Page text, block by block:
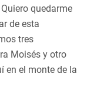
quedarme
de esta
tres
Moisés y otro
en el monte de la